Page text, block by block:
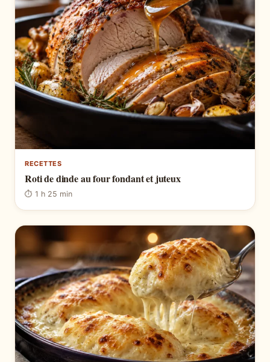
RECETTES
Roti de dinde au four fondant et juteux
⏱ 1 h 25 min